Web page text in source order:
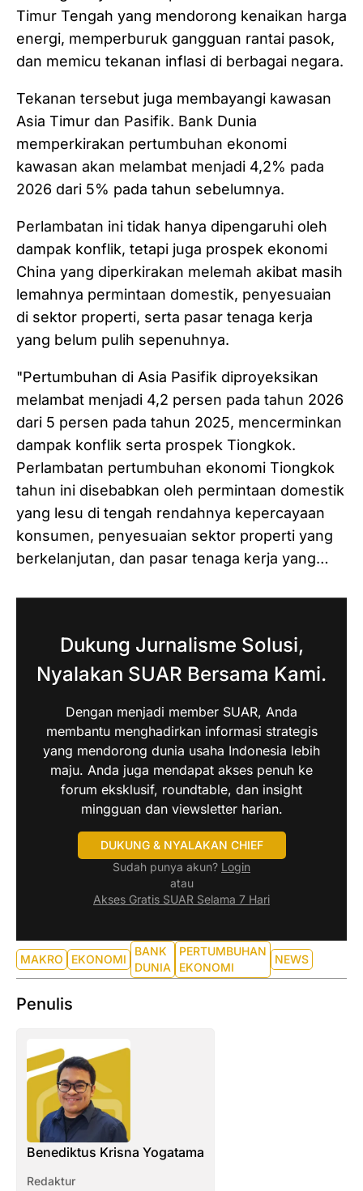
Timur Tengah yang mendorong kenaikan harga
energi, memperburuk gangguan rantai pasok,
dan memicu tekanan inflasi di berbagai negara.
Tekanan tersebut juga membayangi kawasan
Asia Timur dan Pasifik. Bank Dunia
memperkirakan pertumbuhan ekonomi
kawasan akan melambat menjadi 4,2% pada
2026 dari 5% pada tahun sebelumnya.
Perlambatan ini tidak hanya dipengaruhi oleh
dampak konflik, tetapi juga prospek ekonomi
China yang diperkirakan melemah akibat masih
lemahnya permintaan domestik, penyesuaian
di sektor properti, serta pasar tenaga kerja
yang belum pulih sepenuhnya.
"Pertumbuhan di Asia Pasifik diproyeksikan
melambat menjadi 4,2 persen pada tahun 2026
dari 5 persen pada tahun 2025, mencerminkan
dampak konflik serta prospek Tiongkok.
Perlambatan pertumbuhan ekonomi Tiongkok
tahun ini disebabkan oleh permintaan domestik
yang lesu di tengah rendahnya kepercayaan
konsumen, penyesuaian sektor properti yang
berkelanjutan, dan pasar tenaga kerja yang…
Dukung Jurnalisme Solusi,
Nyalakan SUAR Bersama Kami.
Dengan menjadi member SUAR, Anda
membantu menghadirkan informasi strategis
yang mendorong dunia usaha Indonesia lebih
maju. Anda juga mendapat akses penuh ke
forum eksklusif, roundtable, dan insight
mingguan dan viewsletter harian.
DUKUNG & NYALAKAN CHIEF
Sudah punya akun? Login
atau
Akses Gratis SUAR Selama 7 Hari
MAKRO EKONOMI
BANK
DUNIA
PERTUMBUHAN
EKONOMI
NEWS
Penulis
Benediktus Krisna Yogatama
Redaktur